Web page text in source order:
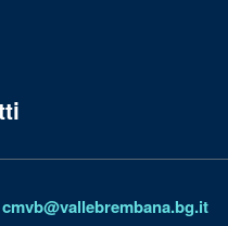
cmvb@vallebrembana.bg.it